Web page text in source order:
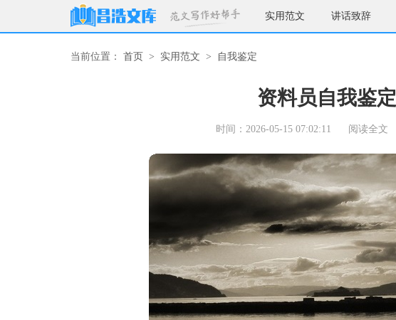
实用范文 讲话致辞
当前位置： 首页 > 实用范文 > 自我鉴定
资料员自我鉴定
时间：2026-05-15 07:02:11 阅读全文